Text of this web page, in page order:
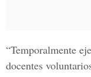
“Temporalmente
docentes